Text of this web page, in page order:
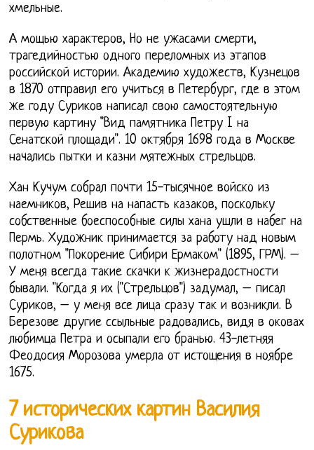
хмельные.
А мощью характеров, Но не ужасами смерти,
трагедийностью одного переломных из этапов
российской истории. Академию художеств, Кузнецов
в 1870 отправил его учиться в Петербург, где в этом
же году Суриков написал свою самостоятельную
первую картину "Вид памятника Петру I на
Сенатской площади". 10 октября 1698 года в Москве
начались пытки и казни мятежных стрельцов.
Хан Кучум собрал почти 15-тысячное войско из
наемников, Решив на напасть казаков, поскольку
собственные боеспособные силы хана ушли в набег на
Пермь. Художник принимается за работу над новым
полотном "Покорение Сибири Ермаком" (1895, ГРМ). –
У меня всегда такие скачки к жизнерадостности
бывали. "Когда я их ("Стрельцов") задумал, – писал
Суриков, – у меня все лица сразу так и возникли. В
Березове другие ссыльные радовались, видя в оковах
любимца Петра и осыпали его бранью. 43-летняя
Феодосия Морозова умерла от истощения в ноябре
1675.
7 исторических картин Василия
Сурикова